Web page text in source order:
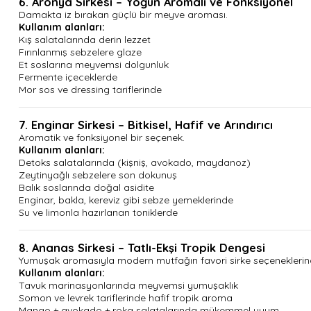
Damakta iz bırakan güçlü bir meyve aroması.
Kullanım alanları:
Kış salatalarında derin lezzet
Fırınlanmış sebzelere glaze
Et soslarına meyvemsi dolgunluk
Fermente içeceklerde
Mor sos ve dressing tariflerinde
7. Enginar Sirkesi – Bitkisel, Hafif ve Arındırıcı
Aromatik ve fonksiyonel bir seçenek.
Kullanım alanları:
Detoks salatalarında (kişniş, avokado, maydanoz)
Zeytinyağlı sebzelere son dokunuş
Balık soslarında doğal asidite
Enginar, bakla, kereviz gibi sebze yemeklerinde
Su ve limonla hazırlanan toniklerde
8. Ananas Sirkesi – Tatlı-Ekşi Tropik Dengesi
Yumuşak aromasıyla modern mutfağın favori sirke
Kullanım alanları:
Tavuk marinasyonlarında meyvemsi yumuşaklık
Somon ve levrek tariflerinde hafif tropik aroma